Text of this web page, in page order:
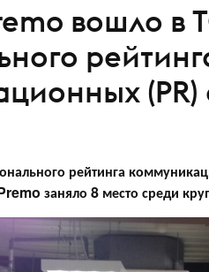
вошло в
(PR)
рейтинга
заняло 8 место среди